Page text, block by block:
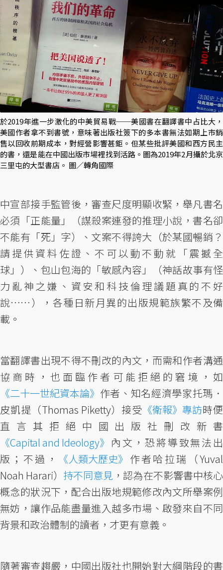
於2019年進一步激化的中美貿易戰──美國書在翻譯書中占比大，
美國作者拿不到書號，意味著出版社簽下的多本書無法如期上市銷
售以回收前期成本，對經營影響甚鉅。但某些批評美國和西方民主
的書，還是能在中國出版市場裡找到活路。圖為2019年2月攝於北京
三里屯的大型書店。 圖／轉角國際
中宣部接手監管後，審查尺度明顯收緊，舉凡書名
必須「正能量」（謀殺案連發的推理小說，書名卻
不能有「死」字）、文案不得誇大（於某國暢銷？
請提供資料佐證、不可以動不動就「震撼全
球」）、包山包海的「敏感內容」（神話故事有怪
力亂神之嫌、資安和科技倫理議題真的不好
說⋯⋯），各種日新月異的出版規範族繁不及備
載。
當翻譯書出現不得不刪改的內文，而需和作者溝通
協商時，也面臨作者可能拒絕的窘境，如
《二十一世紀資本論》 作者、知名經濟學家托瑪．
皮凱提（Thomas Piketty）接受 《衛報》專訪時便
直言其拒絕中國出版社刪改新書
《Capital and Ideology》 內文，恐將導致無法出
版；不過，
《人類大歷史》 作者哈拉瑞（Yuval
Noah Harari） 持不同意見 ，認為在不影響書中核心
概念的狀況下，配合出版地規範修改內文所舉案例
無妨，讓作品能盡量進入越多市場、啟發來自不同
背景和政治體制的讀者，才更有意義。
隨著審查趨嚴，中國出版社也開始對大綱階段的書